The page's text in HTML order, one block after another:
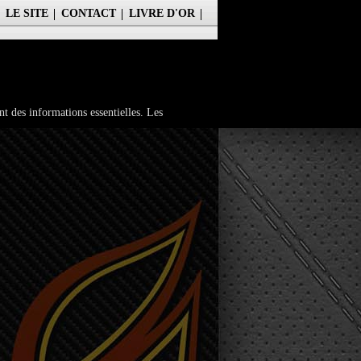
LE SITE CONTACT LIVRE D'OR
des informations essentielles. Les